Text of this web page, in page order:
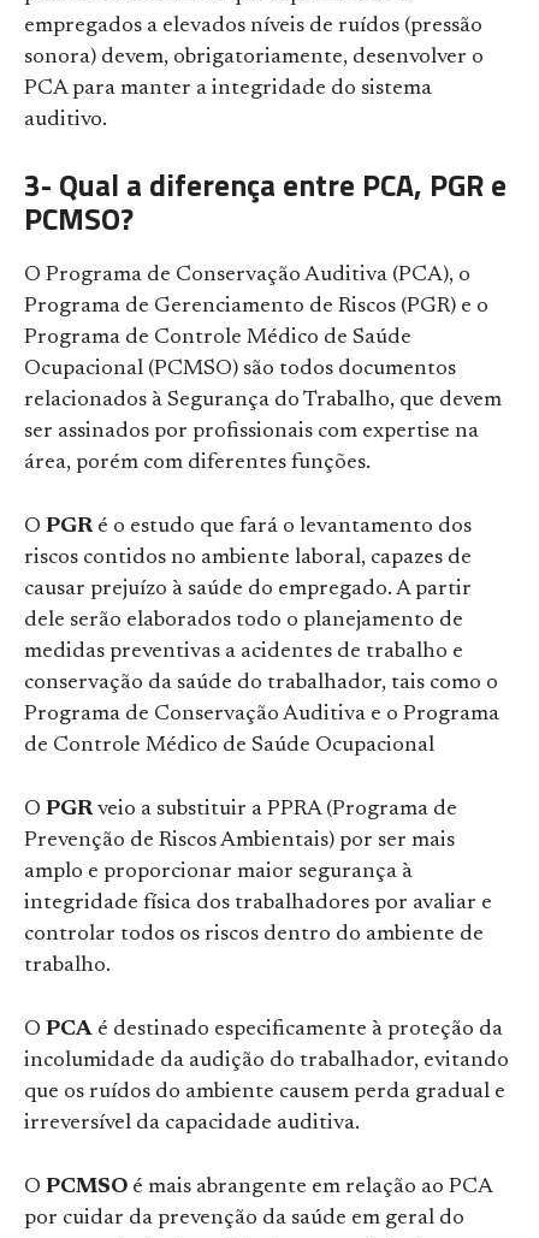
empregados a elevados níveis de ruídos (pressão
sonora) devem, obrigatoriamente, desenvolver o
PCA para manter a integridade do sistema
auditivo.
3- Qual a diferença entre PCA, PGR e
PCMSO?
O Programa de Conservação Auditiva (PCA), o
Programa de Gerenciamento de Riscos (PGR) e o
Programa de Controle Médico de Saúde
Ocupacional (PCMSO) são todos documentos
relacionados à Segurança do Trabalho, que devem
ser assinados por profissionais com expertise na
área, porém com diferentes funções.
O PGR é o estudo que fará o levantamento dos
riscos contidos no ambiente laboral, capazes de
causar prejuízo à saúde do empregado. A partir
dele serão elaborados todo o planejamento de
medidas preventivas a acidentes de trabalho e
conservação da saúde do trabalhador, tais como o
Programa de Conservação Auditiva e o Programa
de Controle Médico de Saúde Ocupacional
O PGR veio a substituir a PPRA (Programa de
Prevenção de Riscos Ambientais) por ser mais
amplo e proporcionar maior segurança à
integridade física dos trabalhadores por avaliar e
controlar todos os riscos dentro do ambiente de
trabalho.
O PCA é destinado especificamente à proteção da
incolumidade da audição do trabalhador, evitando
que os ruídos do ambiente causem perda gradual e
irreversível da capacidade auditiva.
O PCMSO é mais abrangente em relação ao PCA
por cuidar da prevenção da saúde em geral do